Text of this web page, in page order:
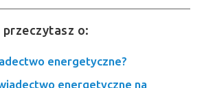
o:
energetyczne?
energetyczne na